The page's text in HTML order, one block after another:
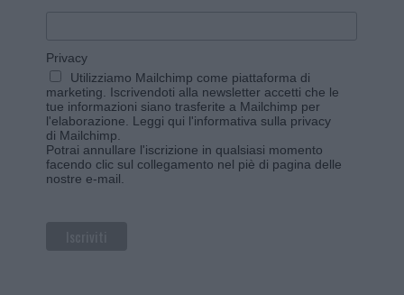
Privacy
Utilizziamo Mailchimp come piattaforma di
marketing. Iscrivendoti alla newsletter accetti che le
tue informazioni siano trasferite a Mailchimp per
l'elaborazione. Leggi qui l'informativa sulla privacy
di Mailchimp
Potrai annullare l'iscrizione in qualsiasi momento
facendo clic sul collegamento nel piè di pagina delle
nostre e-mail.